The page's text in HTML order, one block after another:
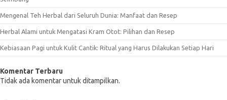
Mengenal Teh Herbal dari Seluruh Dunia: Manfaat dan Resep
Herbal Alami untuk Mengatasi Kram Otot: Pilihan dan Resep
Kebiasaan Pagi untuk Kulit Cantik: Ritual yang Harus Dilakukan Setiap Hari
Komentar Terbaru
Tidak ada komentar untuk ditampilkan.